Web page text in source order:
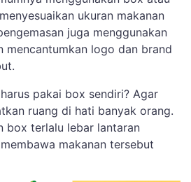
ukuran makanan
juga menggunakan
mencantumkan logo dan brand
pakai box sendiri? Agar
ruang di hati banyak orang.
box terlalu lebar lantaran
makanan tersebut